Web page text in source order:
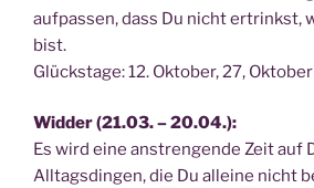
auf­pas­sen, dass Du nicht ertrinkst,
bist.
Glücks­ta­ge: 12. Okto­ber, 27,
Wid­der (21.03. – 20.04.):
Es wird eine anstren­gen­de Zeit auf
All­tags­din­gen, die Du allei­ne nicht